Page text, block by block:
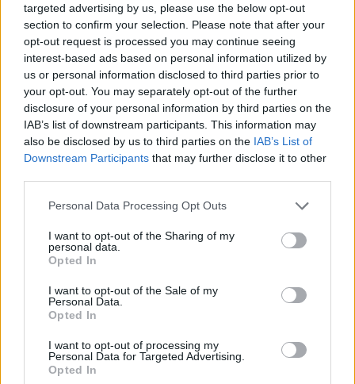
targeted advertising by us, please use the below opt-out
section to confirm your selection. Please note that after your
opt-out request is processed you may continue seeing
interest-based ads based on personal information utilized by
us or personal information disclosed to third parties prior to
your opt-out. You may separately opt-out of the further
disclosure of your personal information by third parties on the
IAB’s list of downstream participants. This information may
also be disclosed by us to third parties on the IAB’s List of
Downstream Participants that may further disclose it to other
Please note that this website/app uses one or more Google
not limited to your visit or usage behaviour. You may click to
grant or deny consent to Google and its third-party tags to
use your data for below specified purposes in below Google
consent section.
Personal Data Processing Opt Outs
I want to opt-out of the Sharing of my
personal data.
Opted In
I want to opt-out of the Sale of my
Personal Data.
Opted In
I want to opt-out of processing my
Personal Data for Targeted Advertising.
Opted In
Εξωσωματική γονιμοποίηση: Ποιες γυναίκες απειλεί το
αντιμετώπιση
Ο κύριος Ηλίας Μεταξάς, Μαιευτήρας Γυναικολόγος
Μονάδα ΥΓΕΙΑ IVF ΕΜΒΡΥΟΓΕΝΕΣΙΣ μας ενημερώνει
για τον κίνδυνο υπερδιέγερσης των ωοθηκών που
μπορεί να παρουσιάσουν οι γυναίκες με σύνδρομο
πολυκυστικών ωοθηκών κατά την εξωσωματική
γονιμοποίηση και τον τρόπο που αυτό αντιμετωπίζεται
26.11.2024, 11:06